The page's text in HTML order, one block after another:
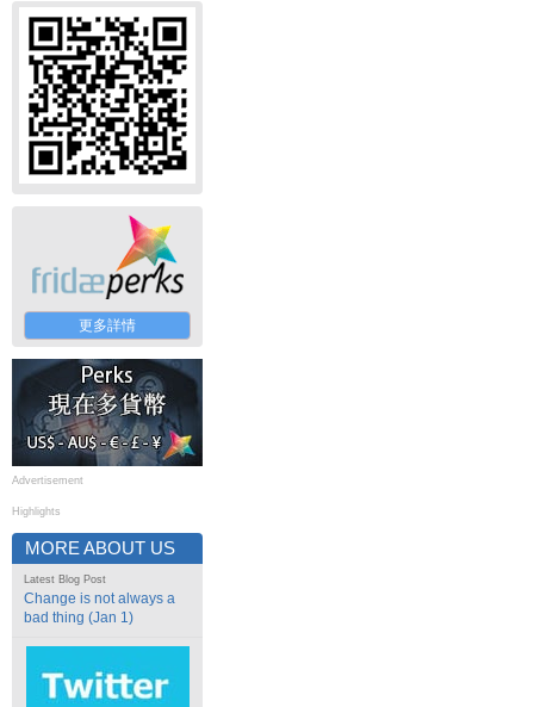
更多詳情
Advertisement
Highlights
MORE ABOUT US
Latest Blog Post
Change is not always a
bad thing (Jan 1)